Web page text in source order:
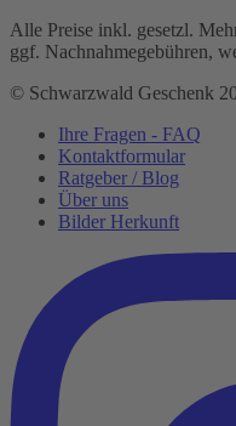
Alle Preise inkl. gesetzl.
ggf. Nachnahmegebühren,
© Schwarzwald Geschenk
Ihre Fragen - FAQ
Kontaktformular
Ratgeber / Blog
Über uns
Bilder Herkunft